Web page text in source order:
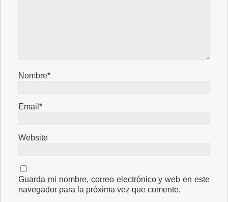
Nombre*
Email*
Website
Guarda mi nombre, correo electrónico y web en este
navegador para la próxima vez que comente.